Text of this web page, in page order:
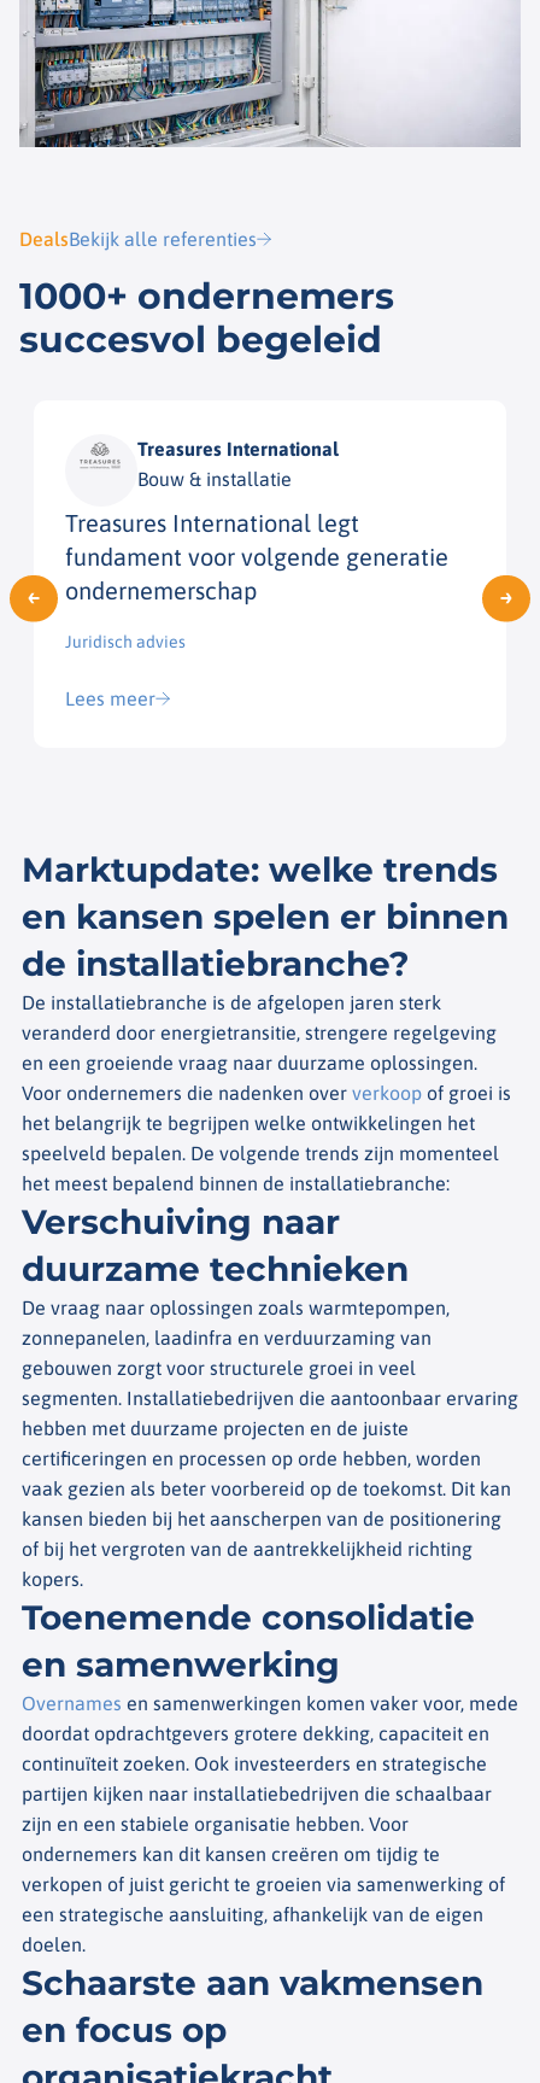
DealsBekijk alle referenties
1000+ ondernemers
succesvol begeleid
Treasures International
Bouw & installatie
Treasures International legt
fundament voor volgende generatie
ondernemerschap
Juridisch advies​
Lees meer
Marktupdate: welke trends
en kansen spelen er binnen
de installatiebranche?
De installatiebranche is de afgelopen jaren sterk
veranderd door energietransitie, strengere regelgeving
en een groeiende vraag naar duurzame oplossingen.
Voor ondernemers die nadenken over verkoop of groei is
het belangrijk te begrijpen welke ontwikkelingen het
speelveld bepalen. De volgende trends zijn momenteel
het meest bepalend binnen de installatiebranche:
Verschuiving naar
duurzame technieken
De vraag naar oplossingen zoals warmtepompen,
zonnepanelen, laadinfra en verduurzaming van
gebouwen zorgt voor structurele groei in veel
segmenten. Installatiebedrijven die aantoonbaar ervaring
hebben met duurzame projecten en de juiste
certificeringen en processen op orde hebben, worden
vaak gezien als beter voorbereid op de toekomst. Dit kan
kansen bieden bij het aanscherpen van de positionering
of bij het vergroten van de aantrekkelijkheid richting
kopers.
Toenemende consolidatie
en samenwerking
Overnames en samenwerkingen komen vaker voor, mede
doordat opdrachtgevers grotere dekking, capaciteit en
continuïteit zoeken. Ook investeerders en strategische
partijen kijken naar installatiebedrijven die schaalbaar
zijn en een stabiele organisatie hebben. Voor
ondernemers kan dit kansen creëren om tijdig te
verkopen of juist gericht te groeien via samenwerking of
een strategische aansluiting, afhankelijk van de eigen
doelen.
Schaarste aan vakmensen
en focus op